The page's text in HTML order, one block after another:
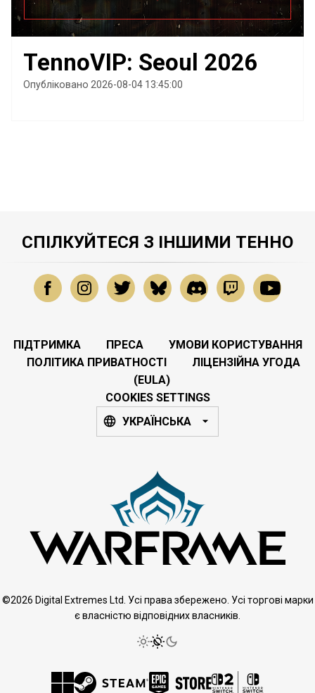
TennoVIP: Seoul 2026
Опубліковано 2026-08-04 13:45:00
СПІЛКУЙТЕСЯ З ІНШИМИ ТЕННО
ПІДТРИМКА ПРЕСА
УМОВИ КОРИСТУВАННЯ
ПОЛІТИКА ПРИВАТНОСТІ
ЛІЦЕНЗІЙНА УГОДА
(EULA)
COOKIES SETTINGS
УКРАЇНСЬКА
©2026 Digital Extremes Ltd. Усі права збережено. Усі торгові марки
є власністю відповідних власників.